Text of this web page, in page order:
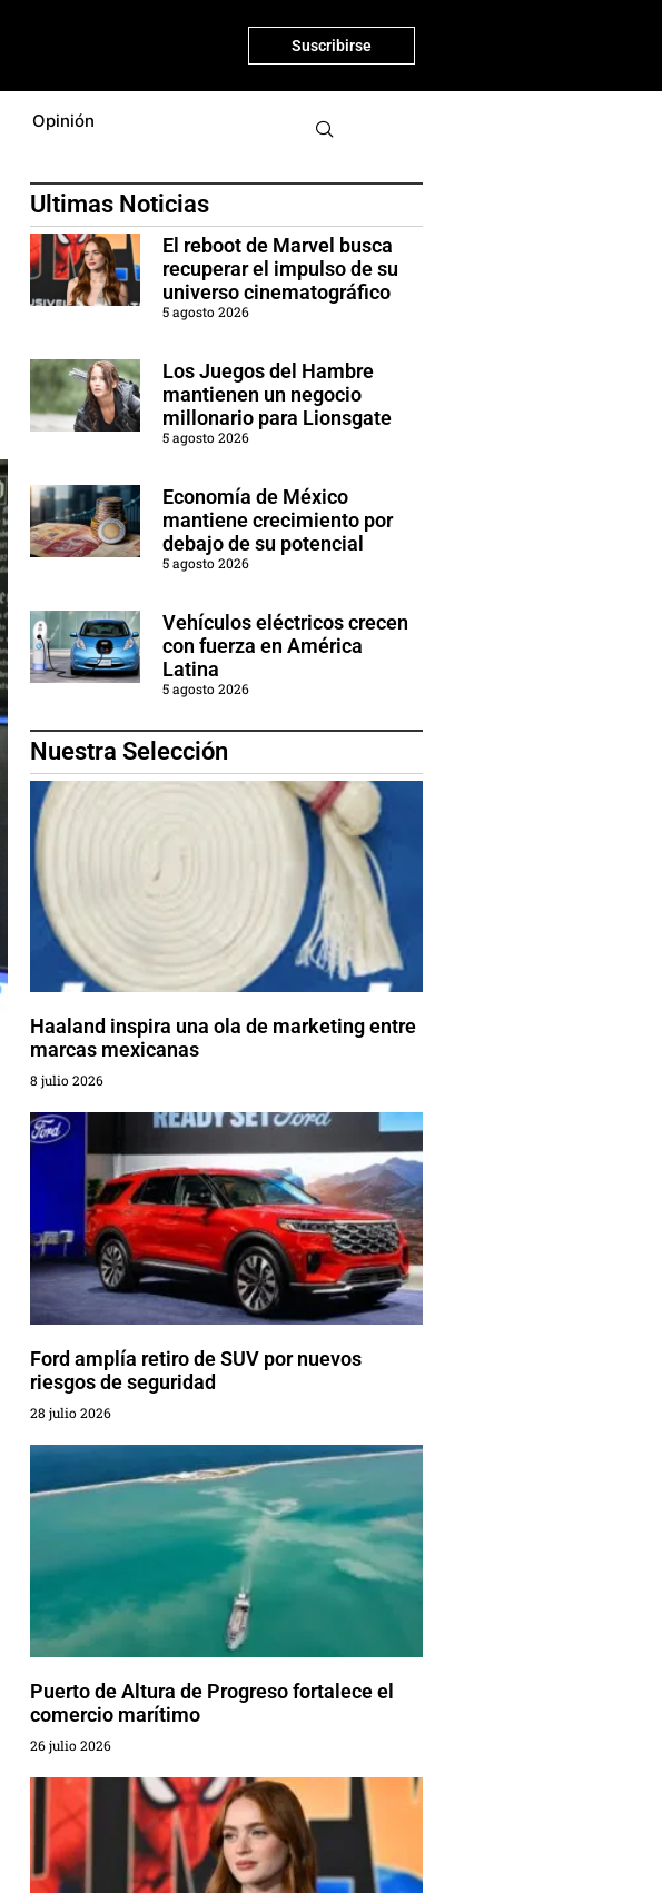
Suscribirse
Opinión
Ultimas Noticias
El reboot de Marvel busca
recuperar el impulso de su
universo cinematográfico
5 agosto 2026
Los Juegos del Hambre
mantienen un negocio
millonario para Lionsgate
5 agosto 2026
Economía de México
mantiene crecimiento por
debajo de su potencial
5 agosto 2026
Vehículos eléctricos crecen
con fuerza en América
Latina
5 agosto 2026
Nuestra Selección
Haaland inspira una ola de marketing entre
marcas mexicanas
8 julio 2026
Ford amplía retiro de SUV por nuevos
riesgos de seguridad
28 julio 2026
Puerto de Altura de Progreso fortalece el
comercio marítimo
26 julio 2026